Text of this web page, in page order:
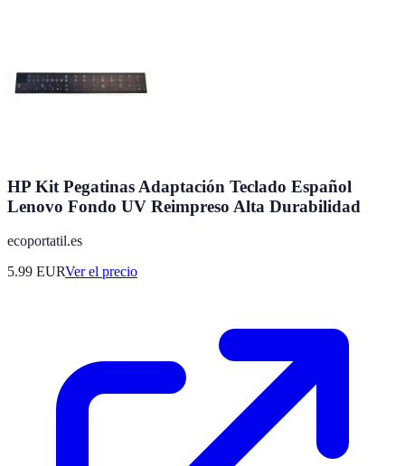
HP Kit Pegatinas Adaptación Teclado Español
Lenovo Fondo UV Reimpreso Alta Durabilidad
ecoportatil.es
5.99 EURVer el precio